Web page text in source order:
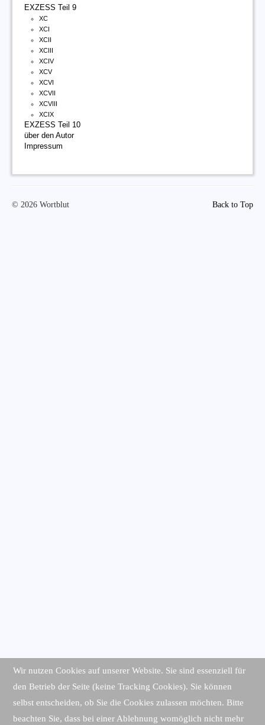
EXZESS Teil 9
XC
XCI
XCII
XCIII
XCIV
XCV
XCVI
XCVII
XCVIII
XCIX
EXZESS Teil 10
über den Autor
Impressum
Back to Top
© 2026 Wortblut
Wir nutzen Cookies auf unserer Website. Sie sind essenziell für
den Betrieb der Seite (keine Tracking Cookies). Sie können
selbst entscheiden, ob Sie die Cookies zulassen möchten. Bitte
beachten Sie, dass bei einer Ablehnung womöglich nicht mehr